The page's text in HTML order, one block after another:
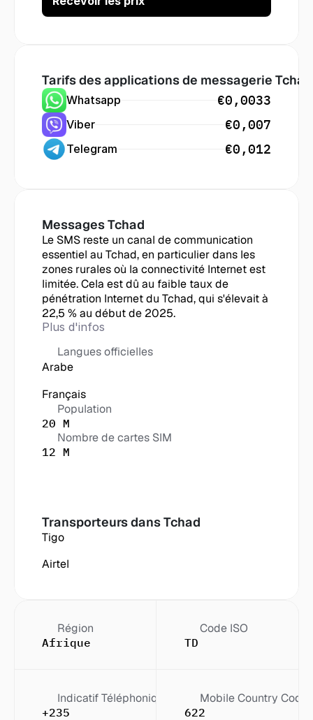
Tarifs des applications de messagerie Tchad
Whatsapp €0,0033
Viber €0,007
Telegram €0,012
Messages Tchad
Le SMS reste un canal de communication
essentiel au Tchad, en particulier dans les
zones rurales où la connectivité Internet est
limitée. Cela est dû au faible taux de
pénétration Internet du Tchad, qui s'élevait à
22,5 % au début de 2025.
Plus d'infos
Langues officielles
Arabe
Français
Population
20 M
Nombre de cartes SIM
12 M
Transporteurs dans Tchad
Tigo
Airtel
Région
Afrique
Code ISO
TD
Indicatif Téléphonique
+235
Mobile Country Code
622